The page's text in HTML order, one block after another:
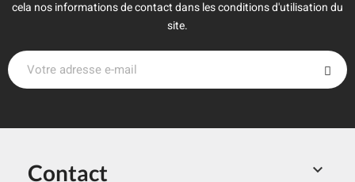
cela nos informations de contact dans les conditions d'utilisation du
site.

Contact